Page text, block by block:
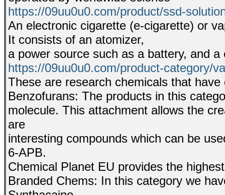
https://09uu0u0.com/product/ssd-
An electronic cigarette (e-cigarette) or
It consists of an atomizer,
a power source such as a battery, and
https://09uu0u0.com/product-category/
These are research chemicals that
Benzofurans: The products in this
molecule. This attachment allows the
are
interesting compounds which can be
6-APB.
Chemical Planet EU provides the
Branded Chems: In this category we